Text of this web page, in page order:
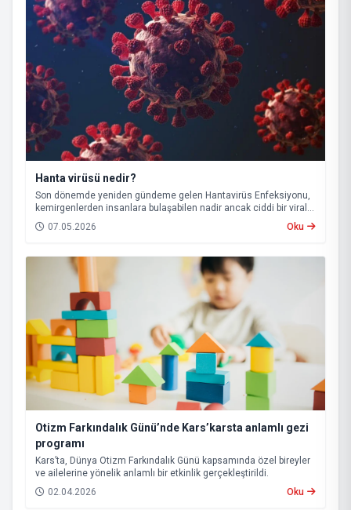
Hanta virüsü nedir?
Son dönemde yeniden gündeme gelen Hantavirüs Enfeksiyonu,
kemirgenlerden insanlara bulaşabilen nadir ancak ciddi bir viral
hastalık olarak biliniyor.
07.05.2026 Oku
Otizm Farkındalık Günü’nde Kars’karsta anlamlı gezi
programı
Kars’ta, Dünya Otizm Farkındalık Günü kapsamında özel bireyler
ve ailelerine yönelik anlamlı bir etkinlik gerçekleştirildi.
02.04.2026
Oku